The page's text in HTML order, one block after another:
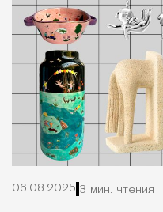
06.08.2025 3 мин. чтения